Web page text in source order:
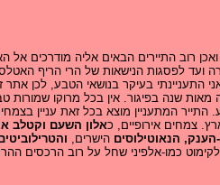
רוב התיירים הבאים אליה מודרכים
הנישאות של הרי הריף האטלס
התעניינתי בעיקר בנושאי הטבע, לכן
שנה בפיגור. אין בכל מרוקו שמורות
התייר המתעניין מוצא בכל זאת עניין
צמחים אירופיים, כאלון השעם וקטלב
הענק, הנאוטילוסים הישרים,
כמו-אלפיני שחל על רוב הרכסים